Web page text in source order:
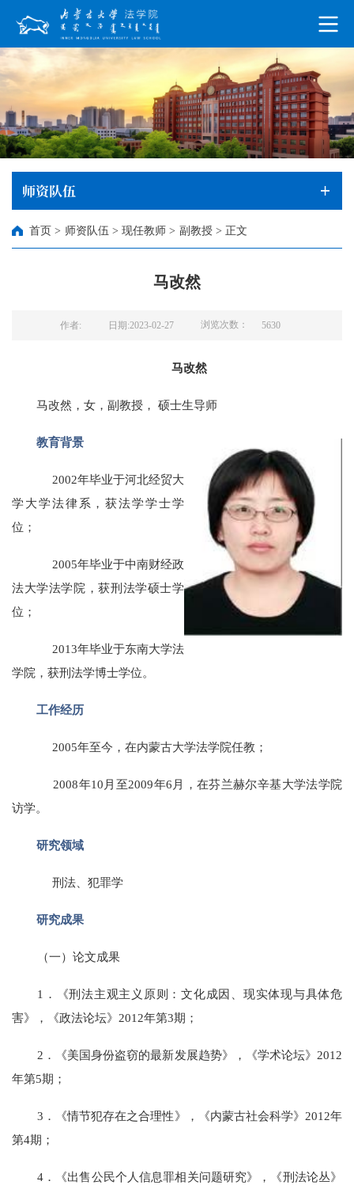
师资队伍
首页 > 师资队伍 > 现任教师 > 副教授 > 正文
马改然
作者: 日期:2023-02-27 浏览次数： 5630
马改然
马改然，女，副教授， 硕士生导师
教育背景
2002年毕业于河北经贸大
学大学法律系，获法学学士学
位；
2005年毕业于中南财经政
法大学法学院，获刑法学硕士学
位；
2013年毕业于东南大学法
学院，获刑法学博士学位。
工作经历
2005年至今，在内蒙古大学法学院任教；
2008年10月至2009年6月，在芬兰赫尔辛基大学法学院
访学。
研究领域
刑法、犯罪学
研究成果
（一）论文成果
1．《刑法主观主义原则：文化成因、现实体现与具体危
害》，《政法论坛》2012年第3期；
2．《美国身份盗窃的最新发展趋势》，《学术论坛》2012
年第5期；
3．《情节犯存在之合理性》，《内蒙古社会科学》2012年
第4期；
4．《出售公民个人信息罪相关问题研究》，《刑法论丛》